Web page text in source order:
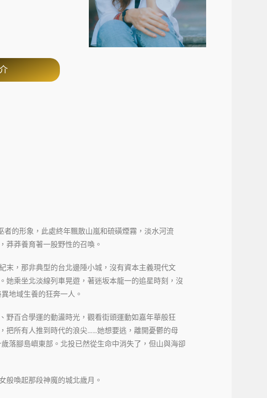
者的形象，此處終年飄散山嵐和硫磺煙霧，淡水河流
莽莽養育著一股野性的召喚。
末，那非典型的台北邊陲小城，沒有資本主義現代文
她乘坐北淡線列車晃遊，著迷坂本龍一的追星時刻，沒
地域生養的狂奔一人。
野百合學運的動盪時光，觀看街頭運動如嘉年華般狂
把所有人推到時代的浪尖……她想要逃，離開憂鬱的母
落腳島嶼東部。北投已然從生命中消失了，但山與海卻
般喚起那段神魔的城北歲月。